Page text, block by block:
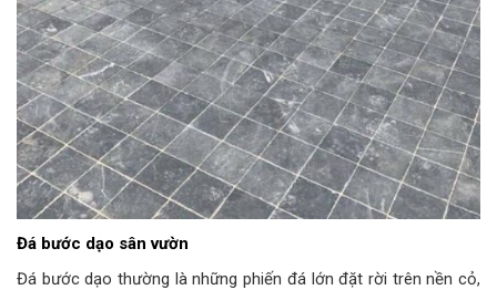
Đá bước dạo sân vườn
Đá bước dạo thường là những phiến đá lớn đặt rời trên nền cỏ,